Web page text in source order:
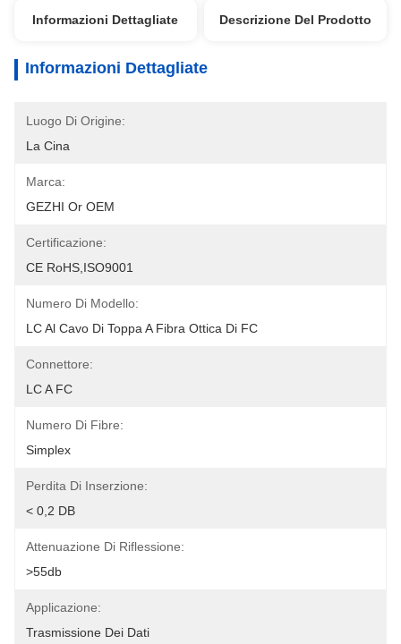
Informazioni Dettagliate Descrizione Del Prodotto
Informazioni Dettagliate
Luogo Di Origine:
La Cina
Marca:
GEZHI Or OEM
Certificazione:
CE RoHS,ISO9001
Numero Di Modello:
LC Al Cavo Di Toppa A Fibra Ottica Di FC
Connettore:
LC A FC
Numero Di Fibre:
Simplex
Perdita Di Inserzione:
< 0,2 DB
Attenuazione Di Riflessione:
>55db
Applicazione:
Trasmissione Dei Dati